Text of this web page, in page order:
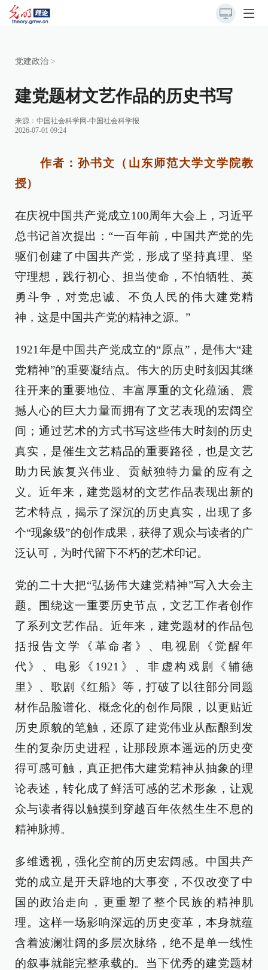
党建政治 >
建党题材文艺作品的历史书写
来源： 中国社会科学网-中国社会科学报
2026-07-01 09:24
作者：孙书文（山东师范大学文学院教
授）
在庆祝中国共产党成立100周年大会上，习近平
总书记首次提出：“一百年前，中国共产党的先
驱们创建了中国共产党，形成了坚持真理、坚
守理想，践行初心、担当使命，不怕牺牲、英
勇斗争，对党忠诚、不负人民的伟大建党精
神，这是中国共产党的精神之源。”
1921年是中国共产党成立的“原点”，是伟大“建
党精神”的重要凝结点。伟大的历史时刻因其继
往开来的重要地位、丰富厚重的文化蕴涵、震
撼人心的巨大力量而拥有了文艺表现的宏阔空
间；通过艺术的方式书写这些伟大时刻的历史
真实，是催生文艺精品的重要路径，也是文艺
助力民族复兴伟业、贡献独特力量的应有之
义。近年来，建党题材的文艺作品表现出新的
艺术特点，揭示了深沉的历史真实，出现了多
个“现象级”的创作成果，获得了观众与读者的广
泛认可，为时代留下不朽的艺术印记。
党的二十大把“弘扬伟大建党精神”写入大会主
题。围绕这一重要历史节点，文艺工作者创作
了系列文艺作品。近年来，建党题材的作品包
括报告文学《革命者》、电视剧《觉醒年
代》、电影《1921》、非虚构戏剧《辅德
里》、歌剧《红船》等，打破了以往部分同题
材作品脸谱化、概念化的创作局限，以更贴近
历史原貌的笔触，还原了建党伟业从酝酿到发
生的复杂历史进程，让那段原本遥远的历史变
得可感可触，真正把伟大建党精神从抽象的理
论表述，转化成了鲜活可感的艺术形象，让观
众与读者得以触摸到穿越百年依然生生不息的
精神脉搏。
多维透视，强化空前的历史宏阔感。中国共产
党的成立是开天辟地的大事变，不仅改变了中
国的政治走向，更重塑了整个民族的精神肌
理。这样一场影响深远的历史变革，本身就蕴
含着波澜壮阔的多层次脉络，绝不是单一线性
的叙事就能完整承载的。当下优秀的建党题材